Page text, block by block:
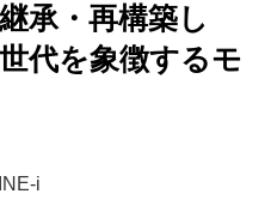
承・再構築し
代を象徴するモ
i